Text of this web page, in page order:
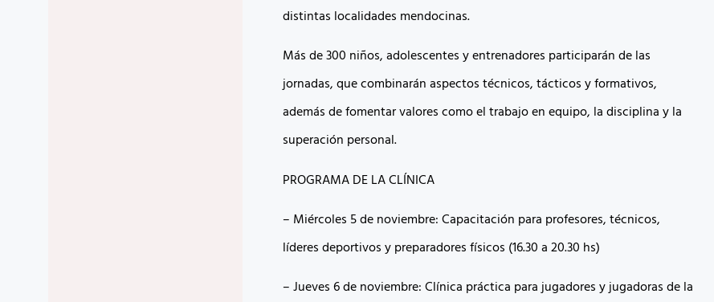
distintas localidades mendocinas.
Más de 300 niños, adolescentes y entrenadores participarán de las
jornadas, que combinarán aspectos técnicos, tácticos y formativos,
además de fomentar valores como el trabajo en equipo, la disciplina y la
superación personal.
PROGRAMA DE LA CLÍNICA
– Miércoles 5 de noviembre: Capacitación para profesores, técnicos,
líderes deportivos y preparadores físicos (16.30 a 20.30 hs)
– Jueves 6 de noviembre: Clínica práctica para jugadores y jugadoras de la